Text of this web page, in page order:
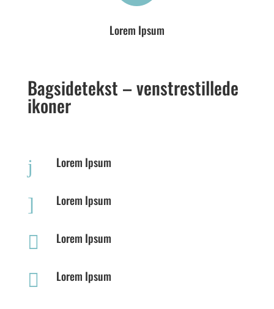
Lorem Ipsum
Bagsidetekst – venstrestillede
ikoner
j Lorem Ipsum
] Lorem Ipsum
 Lorem Ipsum
 Lorem Ipsum